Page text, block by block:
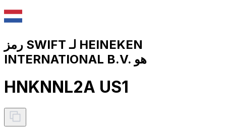
رمز SWIFT لـ HEINEKEN
INTERNATIONAL B.V. هو
HNKNNL2A US1